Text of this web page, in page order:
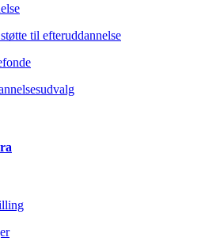
til efteruddannelse